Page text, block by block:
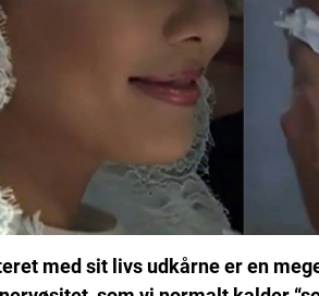
med sit livs udkårne er en